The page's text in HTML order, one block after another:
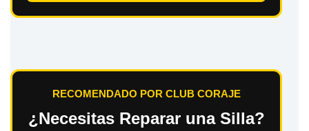
RECOMENDADO POR CLUB CORAJE
¿Necesitas Reparar una Silla?